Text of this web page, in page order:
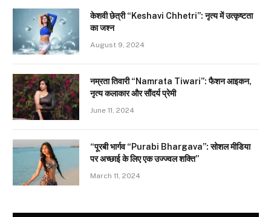
केशवी छेत्री “Keshavi Chhetri”: नृत्य में उत्कृष्टता
का जश्न
August 9, 2024
नम्रता तिवारी “Namrata Tiwari”: फैशन आइकन,
नृत्य कलाकार और सौंदर्य प्रेमी
June 11, 2024
“पूरबी भार्गव “Purabi Bhargava”: सोशल मीडिया
पर अच्छाई के लिए एक उज्ज्वल शक्ति”
March 11, 2024